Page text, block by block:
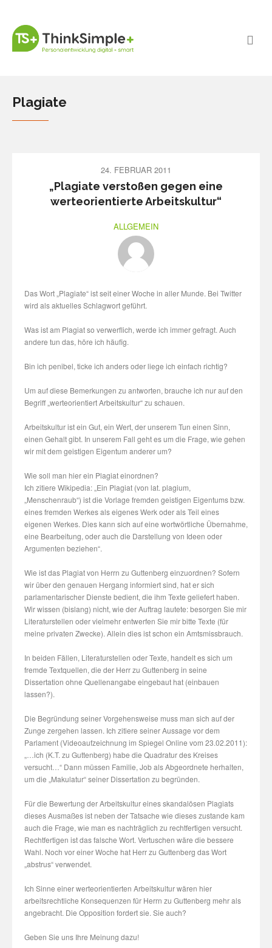
Plagiate
24. FEBRUAR 2011
„Plagiate verstoßen gegen eine
werteorientierte Arbeitskultur“
ALLGEMEIN
Das Wort „Plagiate“ ist seit einer Woche in aller Munde. Bei Twitter
wird als aktuelles Schlagwort geführt.
Was ist am Plagiat so verwerflich, werde ich immer gefragt. Auch
andere tun das, höre ich häufig.
Bin ich penibel, ticke ich anders oder liege ich einfach richtig?
Um auf diese Bemerkungen zu antworten, brauche ich nur auf den
Begriff „werteorientiert Arbeitskultur“ zu schauen.
Arbeitskultur ist ein Gut, ein Wert, der unserem Tun einen Sinn,
einen Gehalt gibt. In unserem Fall geht es um die Frage, wie gehen
wir mit dem geistigen Eigentum anderer um?
Wie soll man hier ein Plagiat einordnen?
Ich zitiere Wikipedia: „Ein Plagiat (von lat. plagium,
„Menschenraub“) ist die Vorlage fremden geistigen Eigentums bzw.
eines fremden Werkes als eigenes Werk oder als Teil eines
eigenen Werkes. Dies kann sich auf eine wortwörtliche Übernahme,
eine Bearbeitung, oder auch die Darstellung von Ideen oder
Argumenten beziehen“.
Wie ist das Plagiat von Herrn zu Guttenberg einzuordnen? Sofern
wir über den genauen Hergang informiert sind, hat er sich
parlamentarischer Dienste bedient, die ihm Texte geliefert haben.
Wir wissen (bislang) nicht, wie der Auftrag lautete: besorgen Sie mir
Literaturstellen oder vielmehr entwerfen Sie mir bitte Texte (für
meine privaten Zwecke). Allein dies ist schon ein Amtsmissbrauch.
In beiden Fällen, Literaturstellen oder Texte, handelt es sich um
fremde Textquellen, die der Herr zu Guttenberg in seine
Dissertation ohne Quellenangabe eingebaut hat (einbauen
lassen?).
Die Begründung seiner Vorgehensweise muss man sich auf der
Zunge zergehen lassen. Ich zitiere seiner Aussage vor dem
Parlament (Videoaufzeichnung im Spiegel Online vom 23.02.2011):
„…ich (K.T. zu Guttenberg) habe die Quadratur des Kreises
versucht…“ Dann müssen Familie, Job als Abgeordnete herhalten,
um die „Makulatur“ seiner Dissertation zu begründen.
Für die Bewertung der Arbeitskultur eines skandalösen Plagiats
dieses Ausmaßes ist neben der Tatsache wie dieses zustande kam
auch die Frage, wie man es nachträglich zu rechtfertigen versucht.
Rechtfertigen ist das falsche Wort. Vertuschen wäre die bessere
Wahl. Noch vor einer Woche hat Herr zu Guttenberg das Wort
„abstrus“ verwendet.
Ich Sinne einer werteorientierten Arbeitskultur wären hier
arbeitsrechtliche Konsequenzen für Herrn zu Guttenberg mehr als
angebracht. Die Opposition fordert sie. Sie auch?
Geben Sie uns Ihre Meinung dazu!